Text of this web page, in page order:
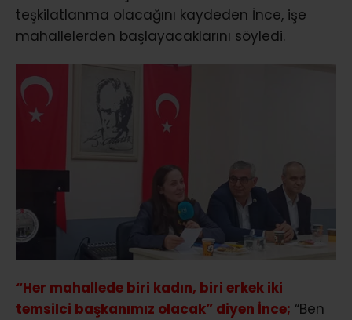
teşkilatlanma olacağını kaydeden İnce, işe
mahallelerden başlayacaklarını söyledi.
“Her mahallede biri kadın, biri erkek iki
temsilci başkanımız olacak” diyen İnce; “Ben